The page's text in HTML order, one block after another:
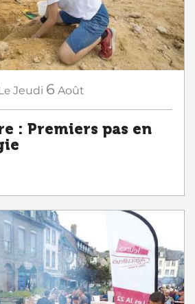
Jeudi 6 Août
: Premiers pas en